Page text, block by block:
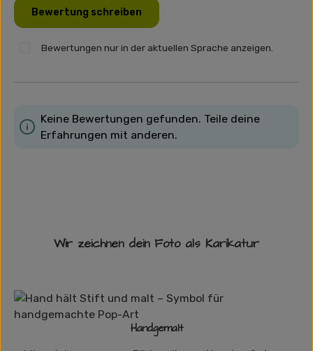
Bewertung schreiben
Bewertungen nur in der aktuellen Sprache anzeigen.
Keine Bewertungen gefunden. Teile deine
Erfahrungen mit anderen.
Wir zeichnen dein Foto als Karikatur
Handgemalt